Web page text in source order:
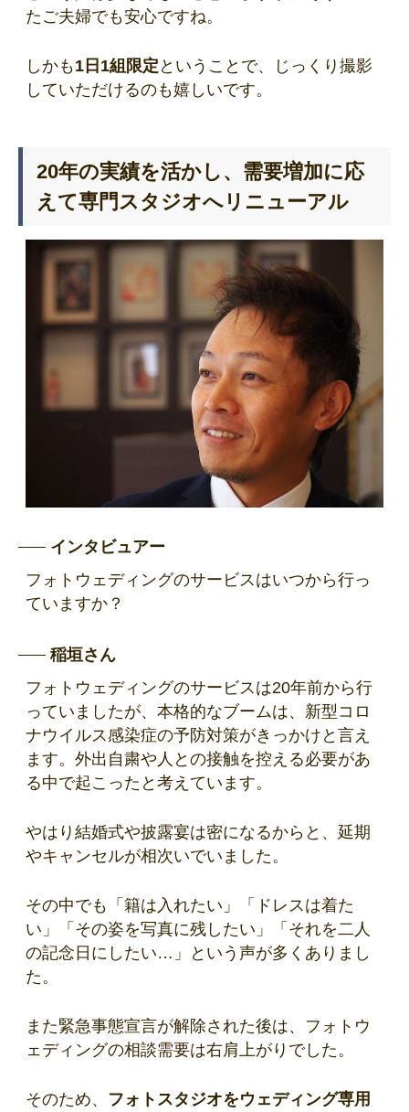
たご夫婦でも安心ですね。
しかも1日1組限定 ということで、じっくり撮影
していただけるのも嬉しいです。
20年の実績を活かし、需要増加に応
えて専門スタジオへリニューアル
インタビュアー
フォトウェディングのサービスはいつから行っ
ていますか？
稲垣さん
フォトウェディングのサービスは20年前から行
っていましたが、本格的なブームは、新型コロ
ナウイルス感染症の予防対策がきっかけと言え
ます。外出自粛や人との接触を控える必要があ
る中で起こったと考えています。
やはり結婚式や披露宴は密になるからと、延期
やキャンセルが相次いでいました。
その中でも「籍は入れたい」「ドレスは着た
い」「その姿を写真に残したい」「それを二人
の記念日にしたい…」という声が多くありまし
た。
また緊急事態宣言が解除された後は、フォトウ
ェディングの相談需要は右肩上がりでした。
そのため、 フォトスタジオをウェディング専用